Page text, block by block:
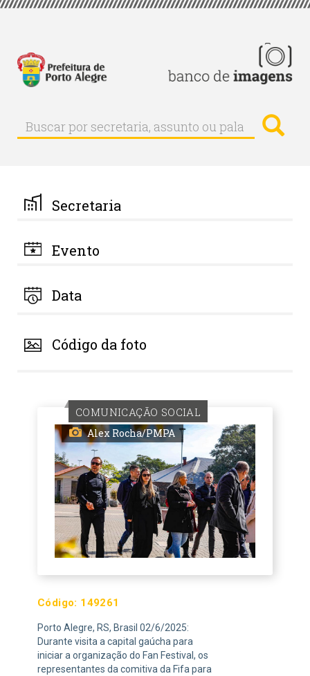
Pular
principal
Buscar
Buscar
por
palavra-
chave
Secretaria
Evento
Data
Código da foto
COMUNICAÇÃO SOCIAL
Alex Rocha/PMPA
Código: 149261
Porto Alegre, RS, Brasil 02/6/2025:
Durante visita a capital gaúcha para
iniciar a organização do Fan Festival, os
representantes da comitiva da Fifa para